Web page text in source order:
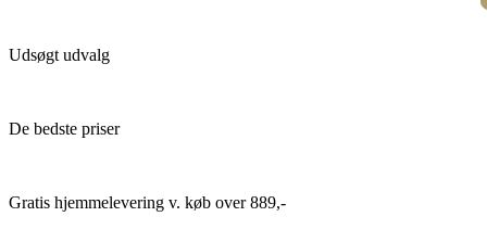
Udsøgt udvalg
De bedste priser
Gratis hjemmelevering v. køb over 889,-